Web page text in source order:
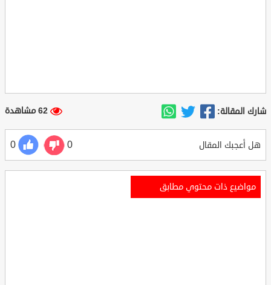
شارك المقالة: 62 مشاهدة
هل أعجبك المقال 0
0
مواضيع ذات محتوي مطابق